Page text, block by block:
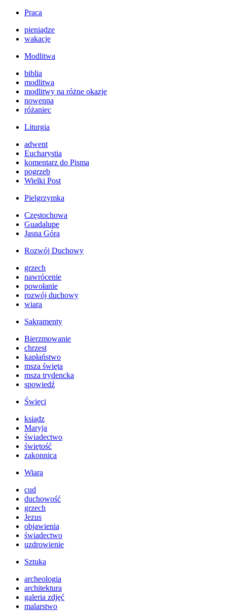
Praca
pieniądze
wakacje
Modlitwa
biblia
modlitwa
modlitwy na różne okazje
nowenna
różaniec
Liturgia
adwent
Eucharystia
komentarz do Pisma
pogrzeb
Wielki Post
Pielgrzymka
Częstochowa
Guadalupe
Jasna Góra
Rozwój Duchowy
grzech
nawrócenie
powołanie
rozwój duchowy
wiara
Sakramenty
Bierzmowanie
chrzest
kapłaństwo
msza święta
msza trydencka
spowiedź
Święci
ksiądz
Maryja
świadectwo
świętość
zakonnica
Wiara
cud
duchowość
grzech
Jezus
objawienia
świadectwo
uzdrowienie
Sztuka
archeologia
architektura
galeria zdjęć
malarstwo